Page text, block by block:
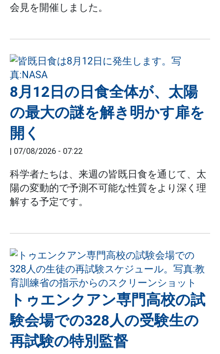
会見を開催しました。
8月12日の日食全体が、太陽
の最大の謎を解き明かす扉を
開く
| 07/08/2026 - 07:22
科学者たちは、来週の皆既日食を通じて、太
陽の変動的で予測不可能な性質をより深く理
解する予定です。
トゥエンクアン専門高校の試
験会場での328人の受験生の
再試験の特別監督